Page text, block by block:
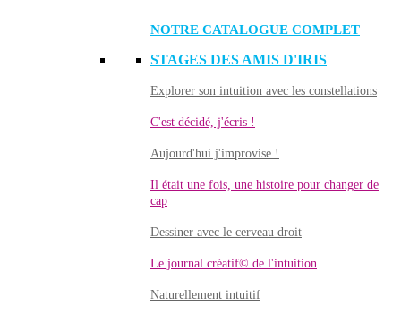
NOTRE CATALOGUE COMPLET
STAGES DES AMIS D'IRIS
Explorer son intuition avec les constellations
C'est décidé, j'écris !
Aujourd'hui j'improvise !
Il était une fois, une histoire pour changer de
cap
Dessiner avec le cerveau droit
Le journal créatif© de l'intuition
Naturellement intuitif